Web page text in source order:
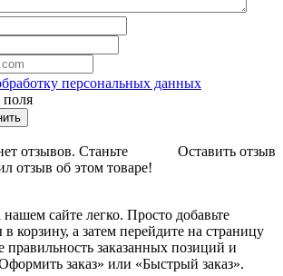
персональных данных
Оставить отзыв
отзывов. Станьте
отзыв об этом товаре!
сайте легко. Просто добавьте
корзину, а затем перейдите на страницу
правильность заказанных позиций и
заказ» или «Быстрый заказ».